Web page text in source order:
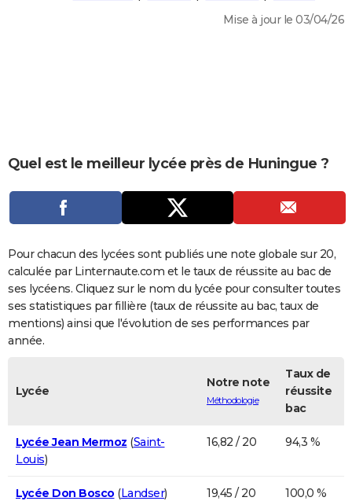
CARTE DE VOEUX
Carte de Noël
Carte Bonne année
Carte Saint-Valentin
Carte Pâques
Carte d'anniversaire
DICTIONNAIRE
COPAINS D'AVANT
S'inscrire
Se connecter
Lycées
Collèges
Primaires
Universités
Entreprises
Service militaire
Avis de recherche
AVIS DE DÉCÈS
FORUM
Mise à jour le 03/04/26
Quel est le meilleur lycée près de Huningue ?
Pour chacun des lycées sont publiés une note globale sur 20,
calculée par Linternaute.com et le taux de réussite au bac de
ses lycéens. Cliquez sur le nom du lycée pour consulter toutes
ses statistiques par fillière (taux de réussite au bac, taux de
mentions) ainsi que l'évolution de ses performances par
année.
Lycée
Notre note
Méthodologie
Taux de
réussite
bac
Lycée Jean Mermoz (Saint-
Louis)
16,82 / 20 94,3 %
Lycée Don Bosco (Landser) 19,45 / 20 100,0 %